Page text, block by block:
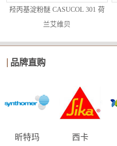
羟丙基淀粉醚 CASUCOL 301 荷
兰艾维贝
品牌直购
昕特玛 西卡